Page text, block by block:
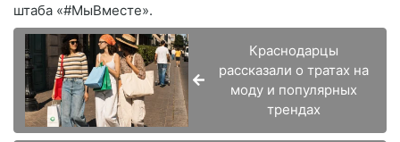
штаба «#МыВместе».
Краснодарцы
рассказали о тратах на
моду и популярных
трендах